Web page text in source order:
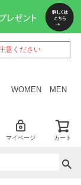
意ください
WOMEN MEN
マイページ カート